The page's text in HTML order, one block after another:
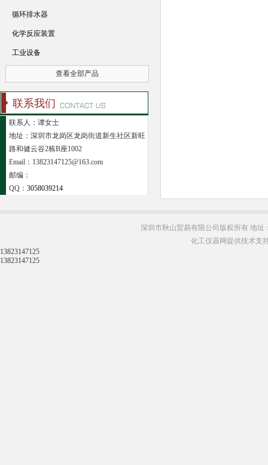
循环排水器
化学反应装置
工业设备
查看全部产品
联系我们
联系人：谭女士
地址：深圳市龙岗区龙岗街道新生社区新旺
路和健云谷2栋B座1002
Email：13823147125@163.com
邮编：
QQ： 3058039214
深圳市秋山贸易有限公司版权所有 地址
化工仪器网提供技术支
13823147125
13823147125